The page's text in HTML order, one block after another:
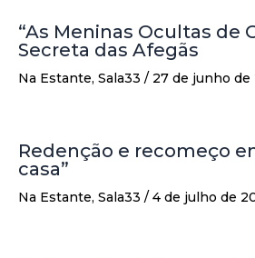
“As Meninas Ocultas de
Secreta das Afegãs
Na Estante, Sala33 / 27 de junho de
Redenção e recomeço
casa”
Na Estante, Sala33 / 4 de julho de